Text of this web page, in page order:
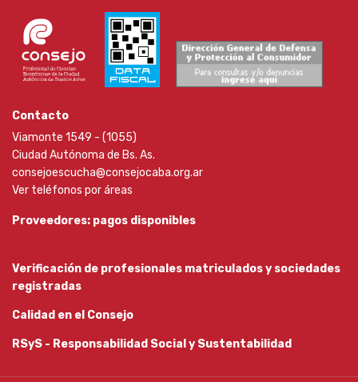
Contacto
Viamonte 1549 - (1055)
Ciudad Autónoma de Bs. As.
consejoescucha@consejocaba.org.ar
Ver teléfonos por áreas
Proveedores: pagos disponibles
Verificación de profesionales matriculados y sociedades
registradas
Calidad en el Consejo
RSyS - Responsabilidad Social y Sustentabilidad